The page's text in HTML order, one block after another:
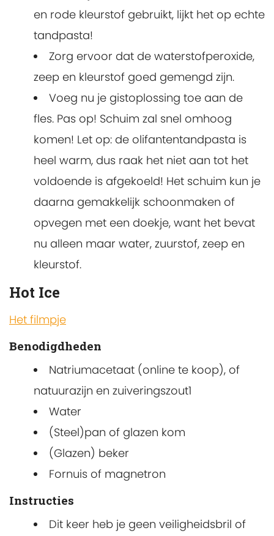
en rode kleurstof gebruikt, lijkt het op echte
tandpasta!
Zorg ervoor dat de waterstofperoxide,
zeep en kleurstof goed gemengd zijn.
Voeg nu je gistoplossing toe aan de
fles. Pas op! Schuim zal snel omhoog
komen! Let op: de olifantentandpasta is
heel warm, dus raak het niet aan tot het
voldoende is afgekoeld! Het schuim kun je
daarna gemakkelijk schoonmaken of
opvegen met een doekje, want het bevat
nu alleen maar water, zuurstof, zeep en
kleurstof.
Hot Ice
Het filmpje
Benodigdheden
Natriumacetaat (online te koop), of
natuurazijn en zuiveringszout1
Water
(Steel)pan of glazen kom
(Glazen) beker
Fornuis of magnetron
Instructies
Dit keer heb je geen veiligheidsbril of